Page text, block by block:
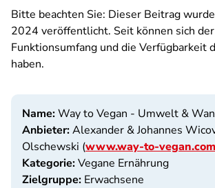
Bitte beachten Sie: Dieser Beitrag
2024 veröffentlicht. Seit können sich der
Funktionsumfang und die Verfügbarkeit
haben.
Name:Way to Vegan - Umwelt &
Anbieter:Alexander & Johannes
Olschewski (www.way-to-vegan.com
Kategorie:Vegane Ernährung
Zielgruppe: Erwachsene